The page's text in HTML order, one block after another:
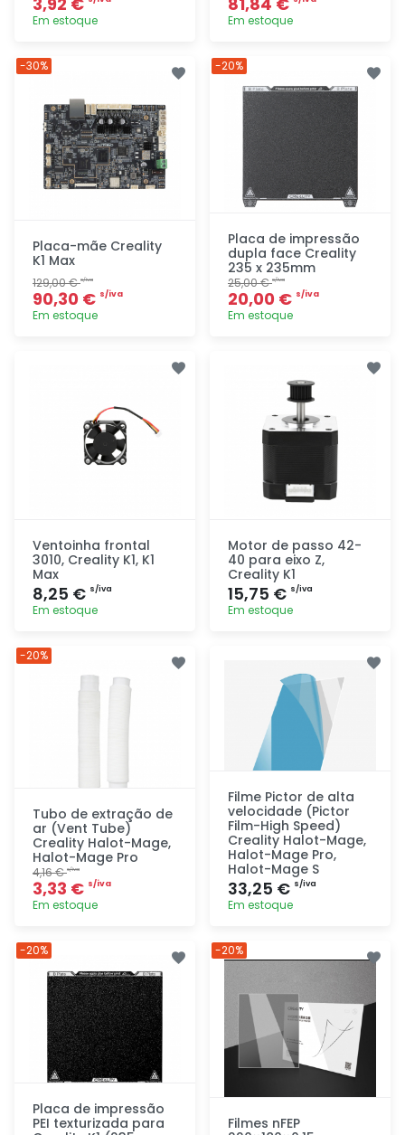
Em estoque Em estoque
Placa-mãe Creality
K1 Max
129,00 €s/iva
90,30 € s/iva
Em estoque
-30%
Placa de impressão
dupla face Creality
235 x 235mm
25,00 €s/iva
20,00 € s/iva
Em estoque
-20%
Ventoinha frontal
3010, Creality K1, K1
Max
8,25 € s/iva
Em estoque
Motor de passo 42-
40 para eixo Z,
Creality K1
15,75 € s/iva
Em estoque
Tubo de extração de
ar (Vent Tube)
Creality Halot-Mage,
Halot-Mage Pro
4,16 €s/iva
3,33 € s/iva
Em estoque
-20%
Filme Pictor de alta
velocidade (Pictor
Film-High Speed)
Creality Halot-Mage,
Halot-Mage Pro,
Halot-Mage S
33,25 € s/iva
Em estoque
rapidamente
Placa de impressão
PEI texturizada para
-20%
Filmes nFEP
-20%